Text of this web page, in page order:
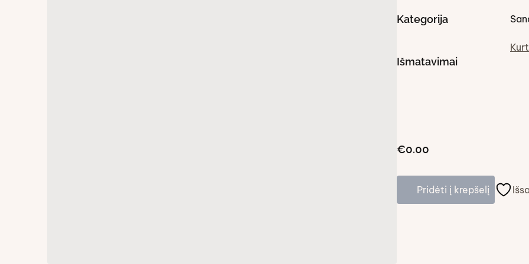
Kategorija
Išmatavimai
€0.00
Pridėti į krepšelį